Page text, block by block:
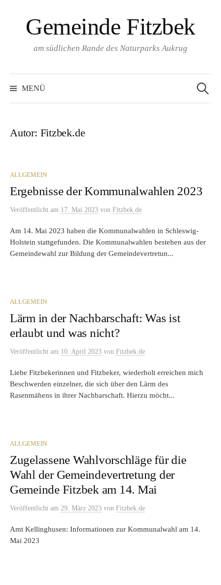
InhaltGemeinde Fitzbek
am südlichen Rande des Naturparks Aukrug
MENÜ
nach:
Autor: Fitzbek.de
ALLGEMEIN
Ergebnisse der Kommunalwahlen 2023
Veröffentlicht am 17. Mai 2023 von Fitzbek.de
Am 14. Mai 2023 haben die Kommunalwahlen in Schleswig-
Holstein stattgefunden. Die Kommunalwahlen bestehen aus der
Gemeindewahl zur Bildung der Gemeindevertretun...
ALLGEMEIN
Lärm in der Nachbarschaft: Was ist
erlaubt und was nicht?
Veröffentlicht am 10. April 2023 von Fitzbek.de
Liebe Fitzbekerinnen und Fitzbeker, wiederholt erreichen mich
Beschwerden einzelner, die sich über den Lärm des
Rasenmähens in ihrer Nachbarschaft. Hierzu möcht...
ALLGEMEIN
Zugelassene Wahlvorschläge für die
Wahl der Gemeindevertretung der
Gemeinde Fitzbek am 14. Mai
Veröffentlicht am 29. März 2023 von Fitzbek.de
Amt Kellinghusen: Informationen zur Kommunalwahl am 14.
Mai 2023